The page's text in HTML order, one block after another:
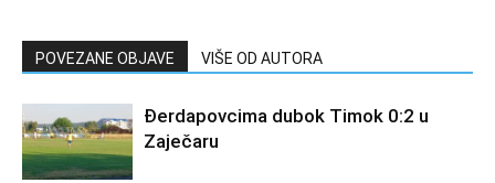
POVEZANE OBJAVE VIŠE OD AUTORA
Đerdapovcima dubok Timok 0:2 u
Zaječaru